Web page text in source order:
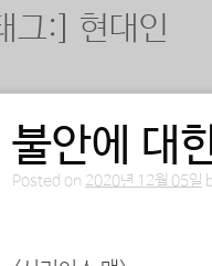
그:] 현대인
스트 내비게이
불안에 대
Posted on 2020년 12월 05일